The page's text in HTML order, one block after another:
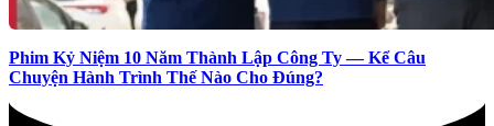
Phim Kỷ Niệm 10 Năm Thành Lập Công Ty — Kể Câu
Chuyện Hành Trình Thế Nào Cho Đúng?